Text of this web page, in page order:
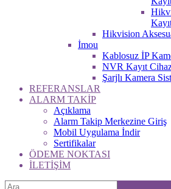
Hikvision
İmou
Kablosuz İP
NVR Kayıt
Şarjlı Kamera
REFERANSLAR
ALARM TAKİP
Açıklama
Alarm Takip Merkezine Giriş
Mobil Uygulama İndir
Sertifikalar
ÖDEME NOKTASI
İLETİŞİM